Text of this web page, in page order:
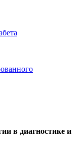
в диагностике и